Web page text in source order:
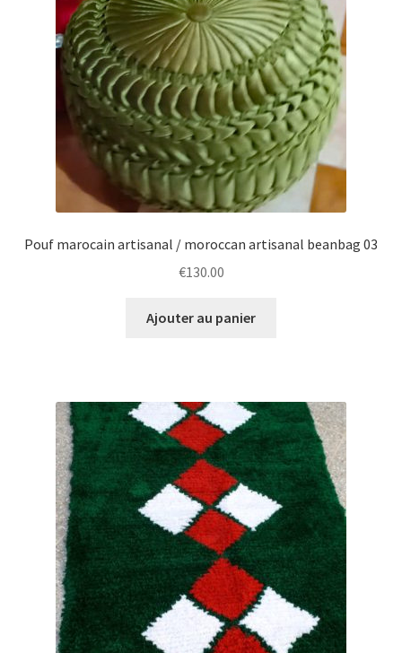
Pouf marocain artisanal / moroccan artisanal beanbag 03
€130.00
Ajouter au panier